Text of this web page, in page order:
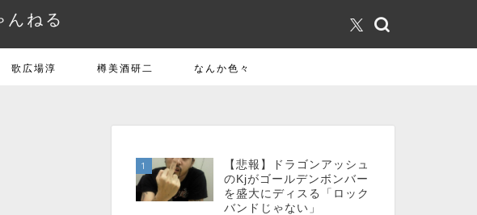
んねる
歌広場淳 樽美酒研二 なんか色々
1
【悲報】ドラゴンアッシュ
のKjがゴールデンボンバー
を盛大にディスる「ロック
バンドじゃない」